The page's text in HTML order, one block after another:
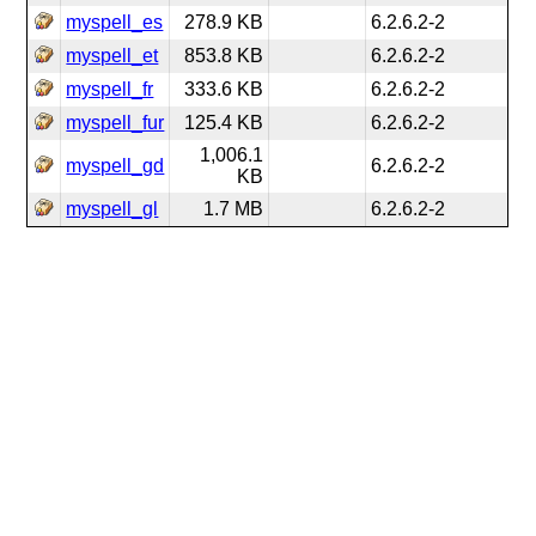
myspell_es 278.9 KB
6.2.6.2-2
myspell_et
853.8 KB
6.2.6.2-2
myspell_fr
333.6 KB
6.2.6.2-2
myspell_fur
125.4 KB 6.2.6.2-2
myspell_gd
1,006.1
KB
6.2.6.2-2
myspell_gl 1.7 MB 6.2.6.2-2